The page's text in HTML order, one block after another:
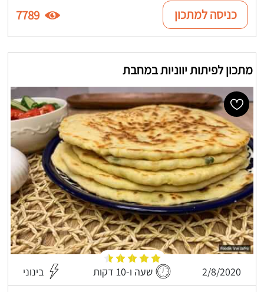
כניסה למתכון 7789
מתכון לפיתות יווניות במחבת
2/8/2020 שעה ו-10 דקות בינוני